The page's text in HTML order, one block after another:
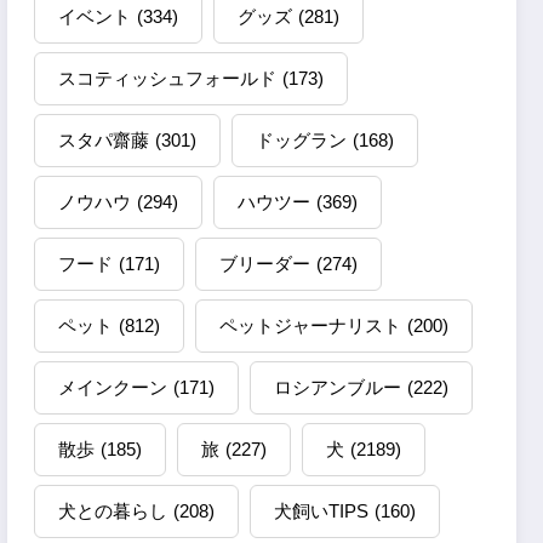
イベント (334) グッズ (281)
スコティッシュフォールド (173)
スタパ齋藤 (301) ドッグラン (168)
ノウハウ (294) ハウツー (369)
フード (171) ブリーダー (274)
ペット (812) ペットジャーナリスト (200)
メインクーン (171) ロシアンブルー (222)
散歩 (185) 旅 (227) 犬 (2189)
犬との暮らし (208) 犬飼いTIPS (160)